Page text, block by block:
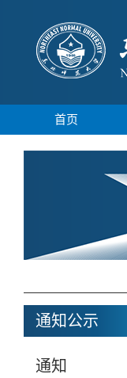
首页
通知公示
通知